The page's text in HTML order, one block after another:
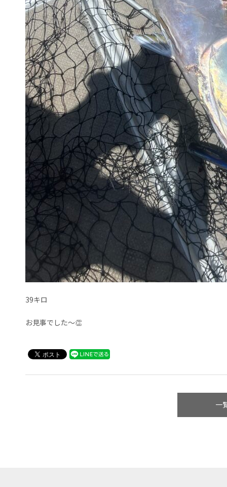
39キロ
お見事でした〜👏
一